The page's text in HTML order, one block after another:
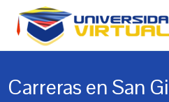
Carreras en San